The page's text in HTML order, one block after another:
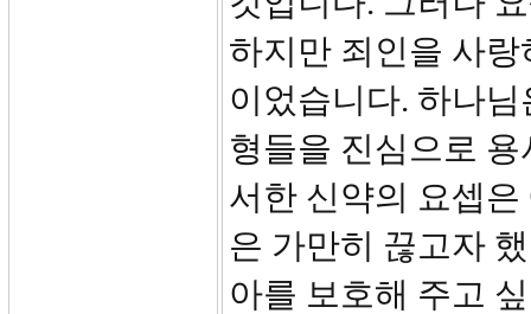
하지만 죄인을 사
이었습니다. 하나
형들을 진심으로
서한 신약의 요셉
은 가만히 끊고자
아를 보호해 주고